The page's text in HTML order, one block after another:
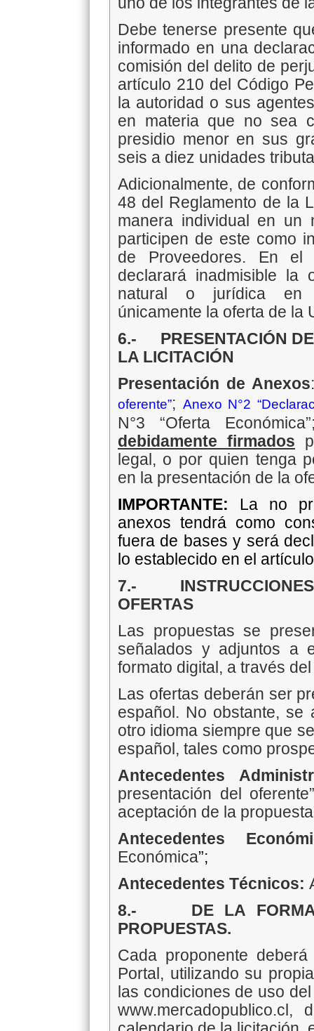
Debe tenerse presente
informado en una
comisión del delito de
artículo 210 del Código
la autoridad o sus
en materia que no sea
presidio menor en sus
seis a diez unidades
Adicionalmente, de
48 del Reglamento de la
manera individual en un
participen de este como
de Proveedores. En
declarará inadmisible la
natural o jurídica en
únicamente la oferta de la
6.- PRESENTACIÓN DE
LA LICITACIÓN
Presentación de Anexos
oferente”; Anexo N°2
N°3 “Oferta
debidamente firmados
legal, o por quien tenga
en la presentación de la
IMPORTANTE: La no
anexos tendrá como
fuera de bases y será
lo establecido en el
7.- INSTRUCCIONES
OFERTAS
Las propuestas se
señalados y adjuntos a
formato digital, a través
Las ofertas deberán ser
español. No obstante, se
otro idioma siempre que
español, tales como
Antecedentes
presentación del
aceptación de la
Antecedentes
Económica”;
Antecedentes Técnicos:
8.- DE LA FORMA
PROPUESTAS.
Cada proponente
Portal, utilizando su
las condiciones de uso